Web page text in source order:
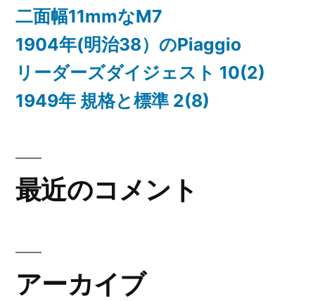
二面幅11mmなM7
1904年(明治38）のPiaggio
リーダーズダイジェスト 10(2)
1949年 規格と標準 2(8)
最近のコメント
アーカイブ